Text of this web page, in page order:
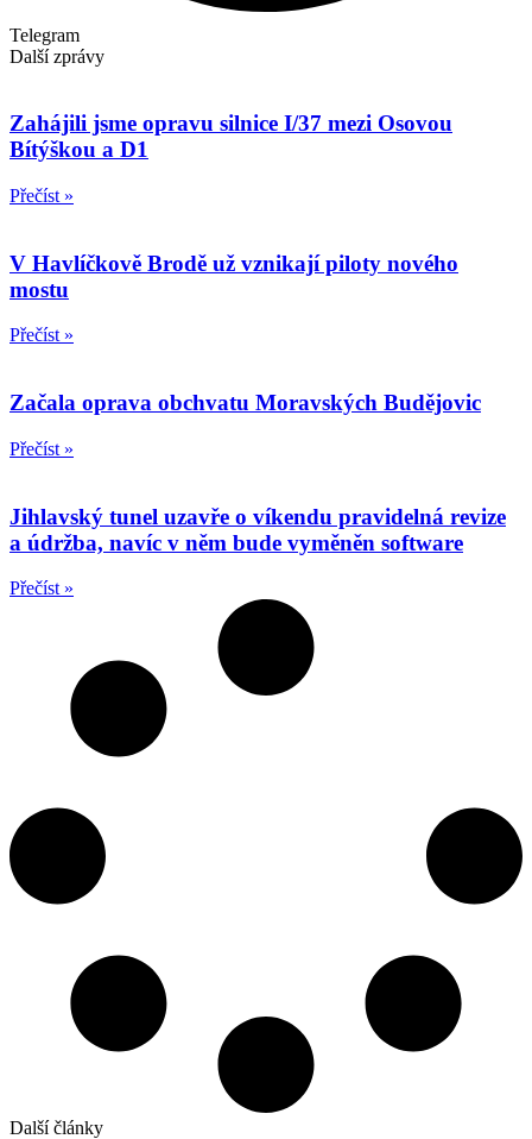
Telegram
Další zprávy
Zahájili jsme opravu silnice I/37 mezi Osovou
Bítýškou a D1
Přečíst »
V Havlíčkově Brodě už vznikají piloty nového
mostu
Přečíst »
Začala oprava obchvatu Moravských Budějovic
Přečíst »
Jihlavský tunel uzavře o víkendu pravidelná revize
a údržba, navíc v něm bude vyměněn software
Přečíst »
Další články